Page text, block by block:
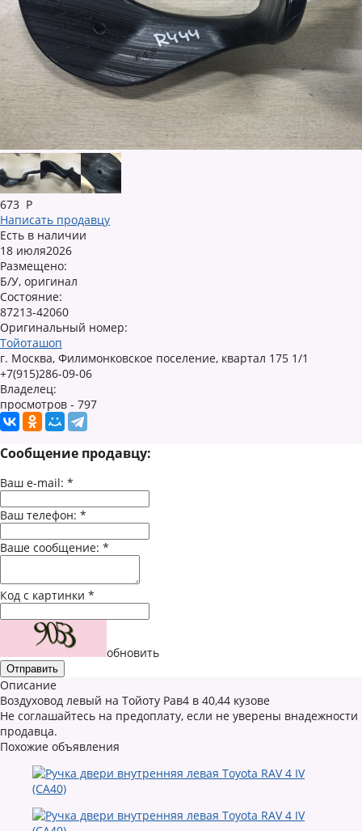
673 Р
Написать продавцу
Есть в наличии
18 июля2026
Размещено:
Б/У, оригинал
Состояние:
87213-42060
Оригинальный номер:
Тойоташоп
г. Москва, Филимонковское поселение, квартал 175 1/1
+7(915)286-09-06
Владелец:
просмотров - 797
Сообщение продавцу:
Ваш e-mail: *
Ваш телефон: *
Ваше сообщение: *
Код с картинки *
обновить
Описание
Воздуховод левый на Тойоту Рав4 в 40,44 кузове
Не соглашайтесь на предоплату, если не уверены внадежности
продавца.
Похожие объявления